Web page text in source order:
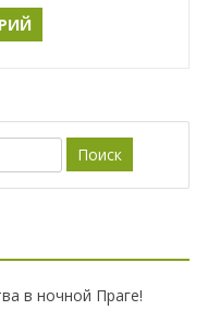
в ночной Праге!